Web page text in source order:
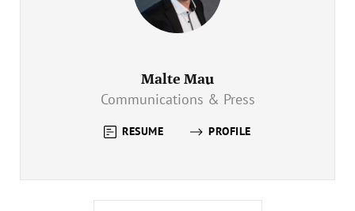
Malte Mau
Communications & Press
RESUME PROFILE